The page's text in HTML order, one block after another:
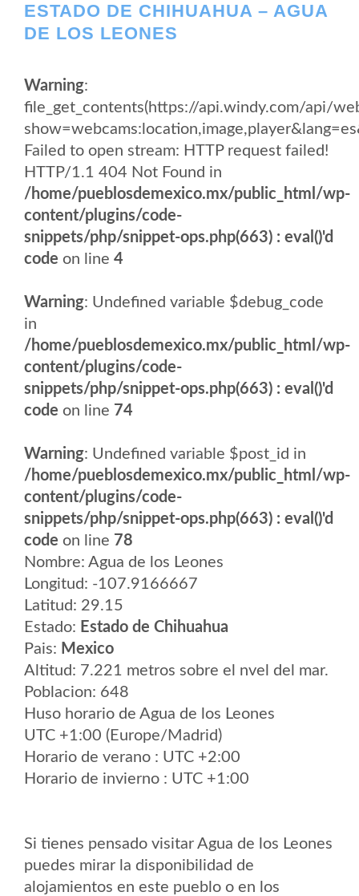
ESTADO DE CHIHUAHUA – AGUA
DE LOS LEONES
Warning:
file_get_contents(https://api.windy.com/api/
Failed to open stream: HTTP request failed!
HTTP/1.1 404 Not Found in
/home/pueblosdemexico.mx/public_html/wp-
content/plugins/code-
snippets/php/snippet-ops.php(663) : eval()'d
code on line 4
Warning: Undefined variable $debug_code
in
/home/pueblosdemexico.mx/public_html/wp-
content/plugins/code-
snippets/php/snippet-ops.php(663) : eval()'d
code on line 74
Warning: Undefined variable $post_id in
/home/pueblosdemexico.mx/public_html/wp-
content/plugins/code-
snippets/php/snippet-ops.php(663) : eval()'d
code on line 78
Nombre: Agua de los Leones
Longitud: -107.9166667
Latitud: 29.15
Estado: Estado de Chihuahua
Pais: Mexico
Altitud: 7.221 metros sobre el nvel del mar.
Poblacion: 648
Huso horario de Agua de los Leones
UTC +1:00 (Europe/Madrid)
Horario de verano : UTC +2:00
Horario de invierno : UTC +1:00
Si tienes pensado visitar Agua de los Leones
puedes mirar la disponibilidad de
alojamientos en este pueblo o en los